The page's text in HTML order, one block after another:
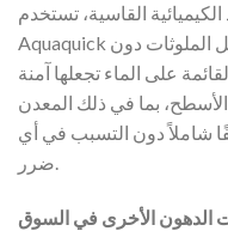
الكيميائية القاسية، تستخدم
Aquaquick مكونات قابلة للتحلل الحيوي تقوم بتحلل الملوثات دون
على الماء تجعلها آمنة
بما في ذلك المعدن
شاملاً دون التسبب في أي
ضرر.